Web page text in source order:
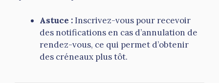
Astuce :Inscrivez-vous pour recevoir
des notifications en cas d’annulation de
rendez-vous, ce qui permet d’obtenir
des créneaux plus tôt.